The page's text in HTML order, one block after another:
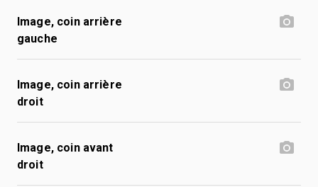
Image, coin arrière
gauche
Image, coin arrière
droit
Image, coin avant
droit